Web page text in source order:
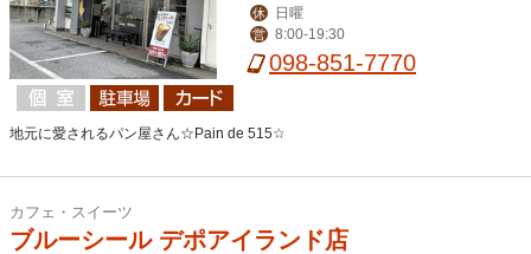
休
日曜
営 8:00-19:30
098-851-7770
地元に愛されるパン屋さん☆Pain de 515☆
カフェ・スイーツ
ブルーシール デポアイランド店